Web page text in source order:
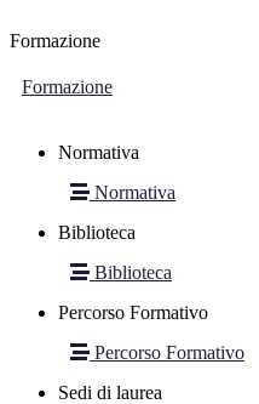
Formazione
Formazione
Normativa
Normativa
Biblioteca
Biblioteca
Percorso Formativo
Percorso Formativo
Sedi di laurea